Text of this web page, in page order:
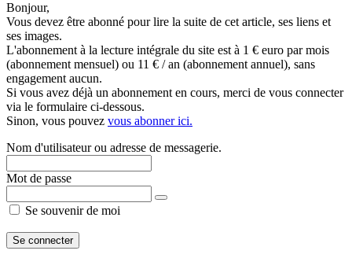
Bonjour,
Vous devez être abonné pour lire la suite de cet article, ses liens et
ses images.
L'abonnement à la lecture intégrale du site est à 1 € euro par mois
(abonnement mensuel) ou 11 € / an (abonnement annuel), sans
engagement aucun.
Si vous avez déjà un abonnement en cours, merci de vous connecter
via le formulaire ci-dessous.
Sinon, vous pouvez vous abonner ici.
Nom d'utilisateur ou adresse de messagerie.
Mot de passe
Se souvenir de moi